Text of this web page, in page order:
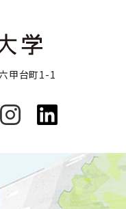
甲台町1-1